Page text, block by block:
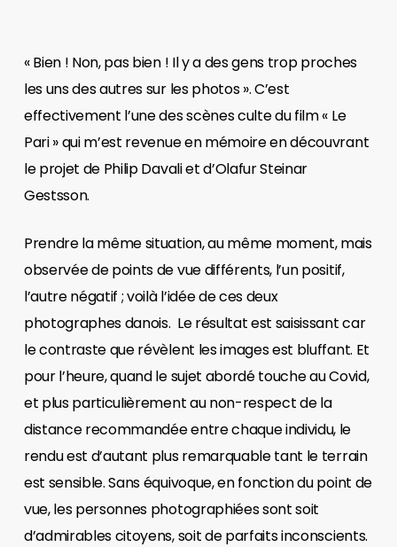
« Bien ! Non, pas bien ! Il y a des gens trop proches
les uns des autres sur les photos ». C’est
effectivement l’une des scènes culte du film « Le
Pari » qui m’est revenue en mémoire en découvrant
le projet de Philip Davali et d’Olafur Steinar
Gestsson.
Prendre la même situation, au même moment, mais
observée de points de vue différents, l’un positif,
l’autre négatif ; voilà l’idée de ces deux
photographes danois. Le résultat est saisissant car
le contraste que révèlent les images est bluffant. Et
pour l’heure, quand le sujet abordé touche au Covid,
et plus particulièrement au non-respect de la
distance recommandée entre chaque individu, le
rendu est d’autant plus remarquable tant le terrain
est sensible. Sans équivoque, en fonction du point de
vue, les personnes photographiées sont soit
d’admirables citoyens, soit de parfaits inconscients.